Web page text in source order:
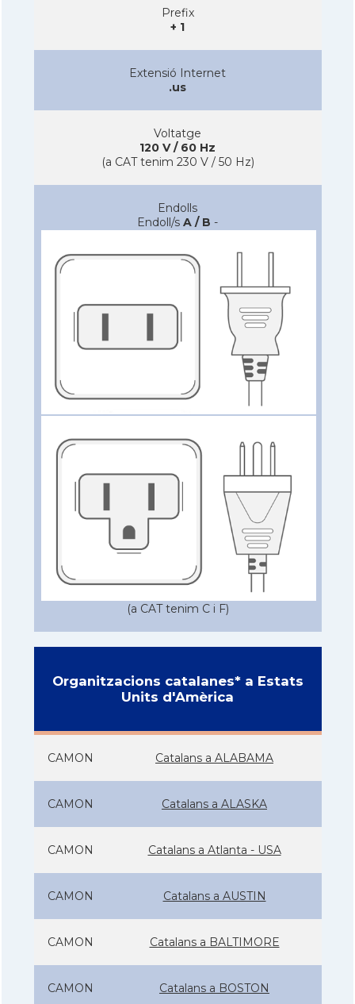
Prefix
+ 1
Extensió Internet
.us
Voltatge
120 V / 60 Hz
(a CAT tenim 230 V / 50 Hz)
Endolls
Endoll/s A / B -
(a CAT tenim C i F)
Organitzacions catalanes* a Estats
Units d'Amèrica
CAMON Catalans a ALABAMA
CAMON Catalans a ALASKA
CAMON Catalans a Atlanta - USA
CAMON Catalans a AUSTIN
CAMON Catalans a BALTIMORE
CAMON Catalans a BOSTON